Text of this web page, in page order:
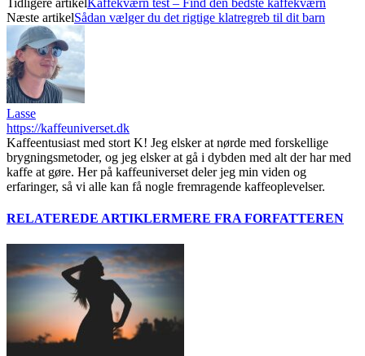
Tidligere artikelKaffekværn test – Find den bedste kaffekværn
Næste artikelSådan vælger du det rigtige klatregreb til dit barn
Lasse
https://kaffeuniverset.dk
Kaffeentusiast med stort K! Jeg elsker at nørde med forskellige
brygningsmetoder, og jeg elsker at gå i dybden med alt der har med
kaffe at gøre. Her på kaffeuniverset deler jeg min viden og
erfaringer, så vi alle kan få nogle fremragende kaffeoplevelser.
RELATEREDE ARTIKLERMERE FRA FORFATTEREN